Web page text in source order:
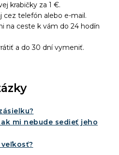
krabičky za 1 €.
cez telefón alebo e-mail.
na ceste k vám do 24 hodín
a do 30 dní vymeniť.
mi nebude sedieť jeho